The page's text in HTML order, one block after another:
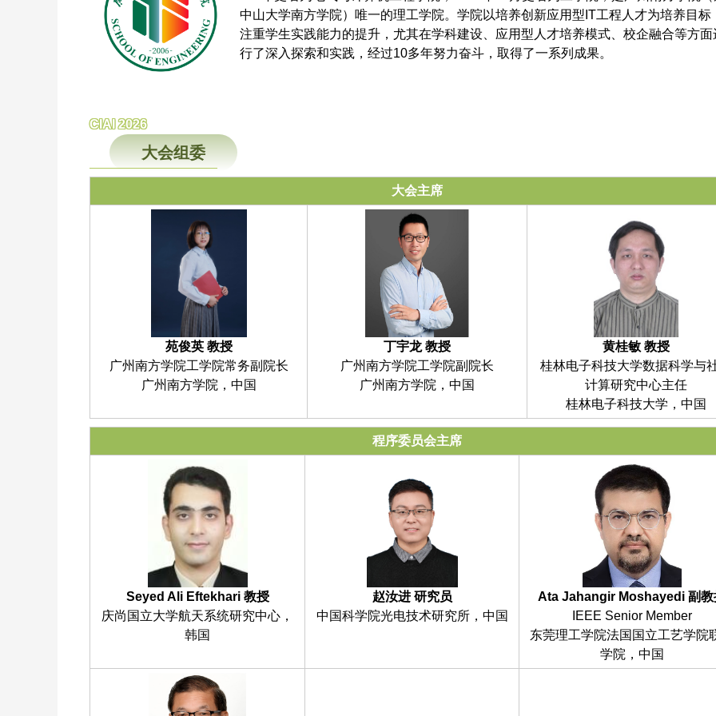
中山大学南方学院）唯一的理工学院。学院以培养创新应用型IT工程人才为培养目标
注重学生实践能力的提升，尤其在学科建设、应用型人才培养模式、校企融合等方面
行了深入探索和实践，经过10多年努力奋斗，取得了一系列成果。
CIAI 2026
大会组委
大会主席
苑俊英 教授
广州南方学院工学院常务副院长
广州南方学院，中国
丁宇龙 教授
广州南方学院工学院副院长
广州南方学院，中国
黄桂敏 教授
桂林电子科技大学数据科学与
计算研究中心主任
桂林电子科技大学，中国
程序委员会主席
Seyed Ali Eftekhari 教授
庆尚国立大学航天系统研究中心，
韩国
赵汝进 研究员
中国科学院光电技术研究所，中国
Ata Jahangir Moshayedi 副教
IEEE Senior Member
东莞理工学院法国国立工艺学院
学院，中国